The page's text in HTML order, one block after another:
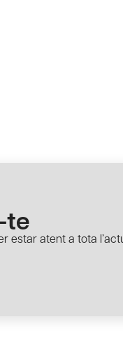
te
estar atent a tota